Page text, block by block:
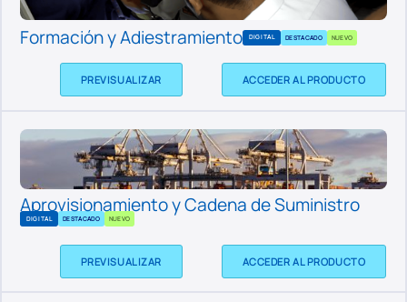
Formación y Adiestramiento DIGITAL DESTACADO NUEVO
PREVISUALIZAR ACCEDER AL PRODUCTO
Aprovisionamiento y Cadena de Suministro
DIGITAL DESTACADO NUEVO
PREVISUALIZAR ACCEDER AL PRODUCTO